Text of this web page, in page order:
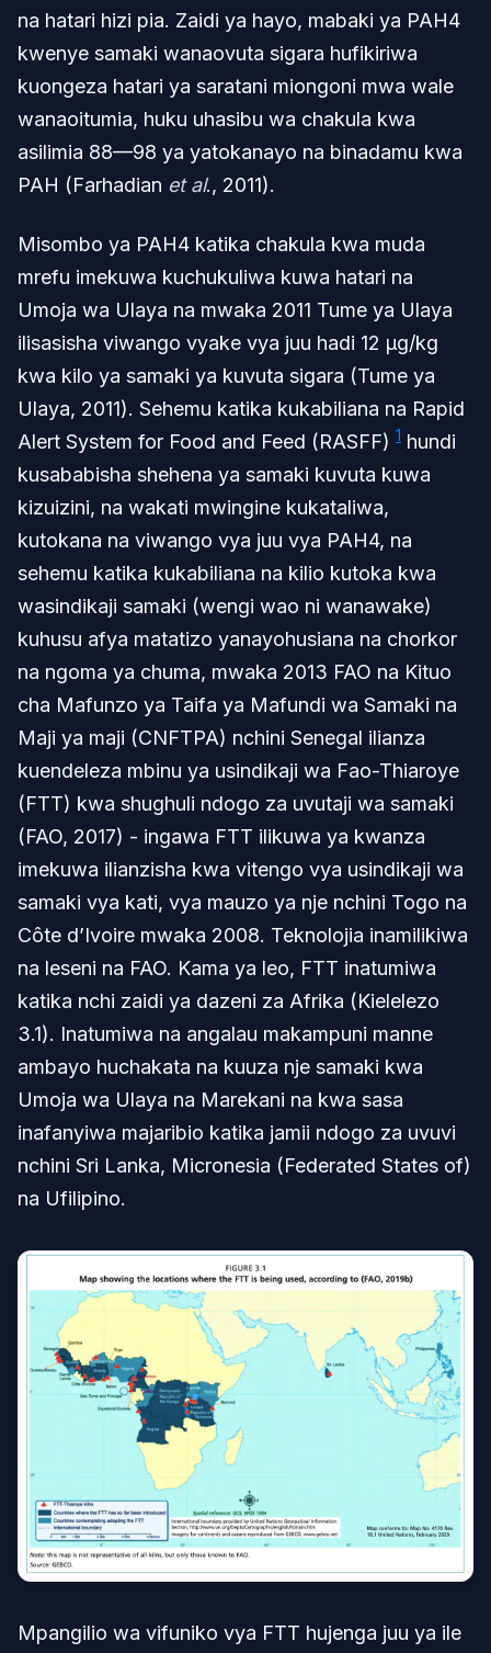
na hatari hizi pia. Zaidi ya hayo, mabaki ya PAH4
kwenye samaki wanaovuta sigara hufikiriwa
kuongeza hatari ya saratani miongoni mwa wale
wanaoitumia, huku uhasibu wa chakula kwa
asilimia 88—98 ya yatokanayo na binadamu kwa
PAH (Farhadian et al., 2011).
Misombo ya PAH4 katika chakula kwa muda
mrefu imekuwa kuchukuliwa kuwa hatari na
Umoja wa Ulaya na mwaka 2011 Tume ya Ulaya
ilisasisha viwango vyake vya juu hadi 12 μg/kg
kwa kilo ya samaki ya kuvuta sigara (Tume ya
Ulaya, 2011). Sehemu katika kukabiliana na Rapid
Alert System for Food and Feed (RASFF) 1 hundi
kusababisha shehena ya samaki kuvuta kuwa
kizuizini, na wakati mwingine kukataliwa,
kutokana na viwango vya juu vya PAH4, na
sehemu katika kukabiliana na kilio kutoka kwa
wasindikaji samaki (wengi wao ni wanawake)
kuhusu afya matatizo yanayohusiana na chorkor
na ngoma ya chuma, mwaka 2013 FAO na Kituo
cha Mafunzo ya Taifa ya Mafundi wa Samaki na
Maji ya maji (CNFTPA) nchini Senegal ilianza
kuendeleza mbinu ya usindikaji wa Fao-Thiaroye
(FTT) kwa shughuli ndogo za uvutaji wa samaki
(FAO, 2017) - ingawa FTT ilikuwa ya kwanza
imekuwa ilianzisha kwa vitengo vya usindikaji wa
samaki vya kati, vya mauzo ya nje nchini Togo na
Côte d’Ivoire mwaka 2008. Teknolojia inamilikiwa
na leseni na FAO. Kama ya leo, FTT inatumiwa
katika nchi zaidi ya dazeni za Afrika (Kielelezo
3.1). Inatumiwa na angalau makampuni manne
ambayo huchakata na kuuza nje samaki kwa
Umoja wa Ulaya na Marekani na kwa sasa
inafanyiwa majaribio katika jamii ndogo za uvuvi
nchini Sri Lanka, Micronesia (Federated States of)
na Ufilipino.
Mpangilio wa vifuniko vya FTT hujenga juu ya ile